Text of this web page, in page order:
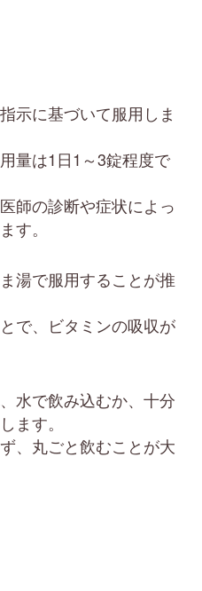
示に基づいて服用しま
量は1日1～3錠程度で
師の診断や症状によっ
す。
湯で服用することが推
で、ビタミンの吸収が
水で飲み込むか、十分
ます。
、丸ごと飲むことが大